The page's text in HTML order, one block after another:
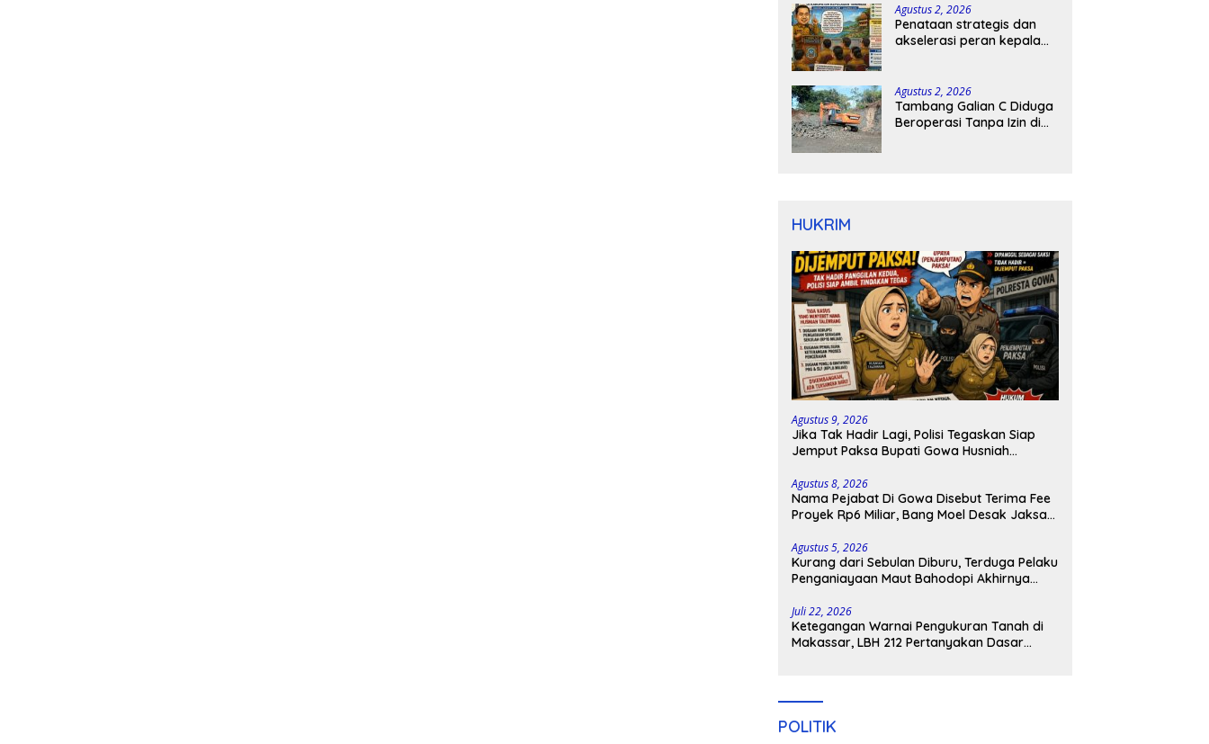
Agustus 2, 2026
Penataan strategis dan
akselerasi peran kepala
Agustus 2, 2026
Tambang Galian C Diduga
Beroperasi Tanpa Izin di
HUKRIM
Agustus 9, 2026
Jika Tak Hadir Lagi, Polisi Tegaskan Siap
Jemput Paksa Bupati Gowa Husniah
Agustus 8, 2026
Nama Pejabat Di Gowa Disebut Terima Fee
Proyek Rp6 Miliar, Bang Moel Desak Jaksa
Agustus 5, 2026
Kurang dari Sebulan Diburu, Terduga Pelaku
Penganiayaan Maut Bahodopi Akhirnya
Juli 22, 2026
Ketegangan Warnai Pengukuran Tanah di
Makassar, LBH 212 Pertanyakan Dasar
POLITIK